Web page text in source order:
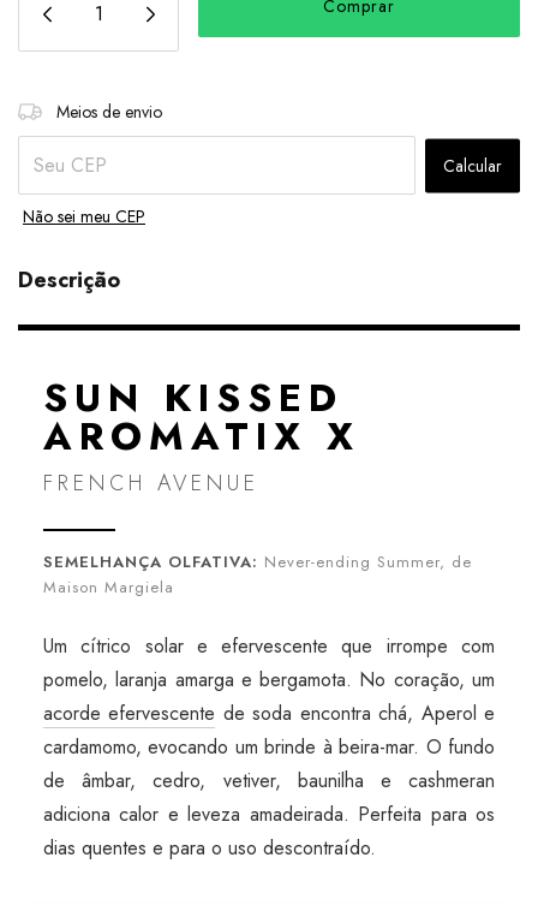
Entregas para o CEP:
Meios de envio
Calcular
Não sei meu CEP
Descrição
SUN KISSED
AROMATIX X
FRENCH AVENUE
SEMELHANÇA OLFATIVA: Never-ending Summer, de
Maison Margiela
Um cítrico solar e efervescente que irrompe com
pomelo, laranja amarga e bergamota. No coração, um
acorde efervescente de soda encontra chá, Aperol e
cardamomo, evocando um brinde à beira-mar. O fundo
de âmbar, cedro, vetiver, baunilha e cashmeran
adiciona calor e leveza amadeirada. Perfeita para os
dias quentes e para o uso descontraído.